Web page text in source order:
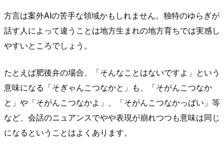
方言は案外AIの苦手な領域かもしれません。独特のゆらぎが
話す人によって違うことは地方生まれの地方育ちでは実感し
やすいところでしょう。
たとえば肥後弁の場合、「そんなことはないですよ」という
意味になる「そぎゃんこつなかと」も、「そがんこつなか
と」や「そがんこつなかよ」、「そがんこつなかっばい」等
など、会話のニュアンスでやや表現が崩れつつも意味は同じ
になるということはよくあります。